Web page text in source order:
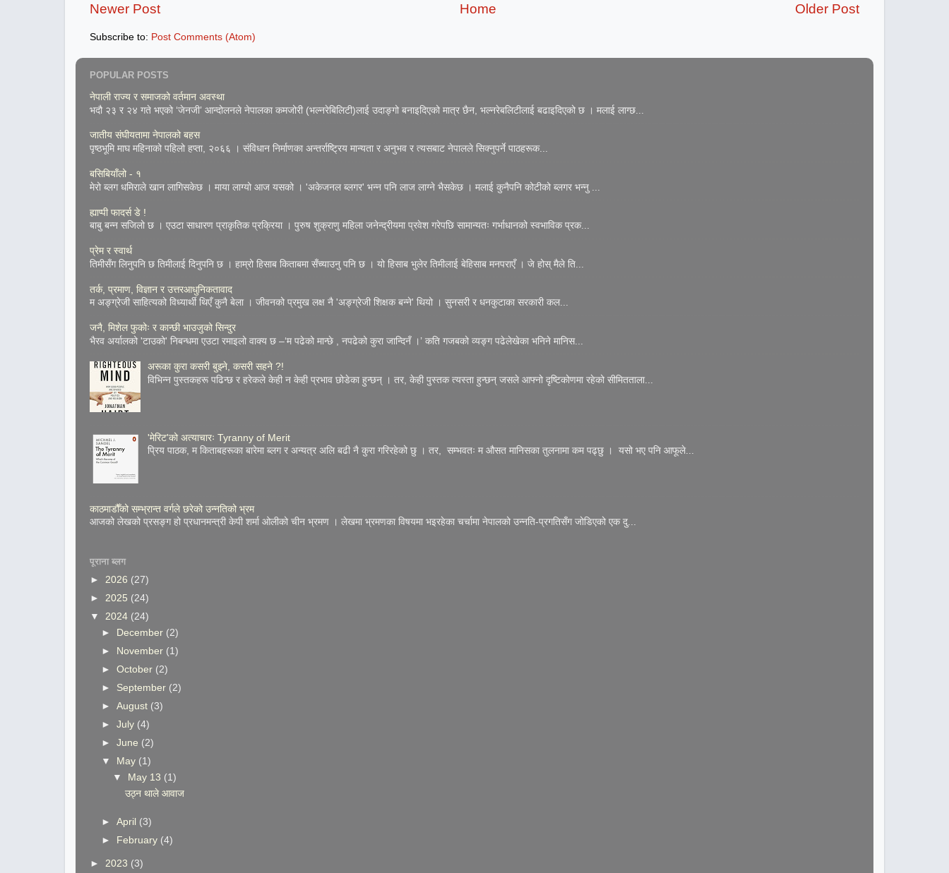
Newer Post Older Post
Home
Subscribe to: Post Comments (Atom)
POPULAR POSTS
नेपाली राज्य र समाजको वर्तमान अवस्था
भदौ २३ र २४ गते भएको ‘जेनजी’ आन्दोलनले नेपालका कमजोरी (भल्नरेबिलिटी)लाई उदाङ्गो बनाइदिएको मात्र छैन, भल्नरेबलिटीलाई बढाइदिएको छ । मलाई लाग्छ...
जातीय संघीयतामा नेपालको बहस
पृष्ठभूमि माघ महिनाको पहिलो हप्ता, २०६६ । संविधान निर्माणका अन्तर्राष्ट्रिय मान्यता र अनुभव र त्यसबाट नेपालले सिक्नुपर्ने पाठहरूक...
बसिबियाँलो - १
मेरो ब्लग धमिराले खान लागिसकेछ । माया लाग्यो आज यसको । 'अकेजनल ब्लगर' भन्न पनि लाज लाग्ने भैसकेछ । मलाई कुनैपनि कोटीको ब्लगर भन्नु ...
ह्याप्पी फादर्स डे !
बाबु बन्न सजिलो छ । एउटा साधारण प्राकृतिक प्रक्रिया । पुरुष शुक्राणु महिला जनेन्द्रीयमा प्रवेश गरेपछि सामान्यतः गर्भाधानको स्वभाविक प्रक...
प्रेम र स्वार्थ
तिमीसँग लिनुपनि छ तिमीलाई दिनुपनि छ । हाम्रो हिसाब किताबमा सँच्याउनु पनि छ । यो हिसाब भुलेर तिमीलाई बेहिसाब मनपराएँ । जे होस् मैले ति...
तर्क, प्रमाण, विज्ञान र उत्तरआधुनिकतावाद
म अङ्ग्रेजी साहित्यको विध्यार्थी थिएँ कुनै बेला । जीवनको प्रमुख लक्ष नै 'अङ्ग्रेजी शिक्षक बन्ने' थियो । सुनसरी र धनकुटाका सरकारी कल...
जनै, मिशेल फुकोः र कान्छी भाउजुको सिन्दुर
भैरव अर्यालको 'टाउको' निबन्धमा एउटा रमाइलो वाक्य छ –‘म पढेको मान्छे , नपढेको कुरा जान्दिनँ ।’ कति गजबको व्यङ्ग पढेलेखेका भनिने मानिस...
अरूका कुरा कसरी बुझ्ने, कसरी सहने ?!
विभिन्न पुस्तकहरू पढिन्छ र हरेकले केही न केही प्रभाव छोडेका हुन्छन् । तर, केही पुस्तक त्यस्ता हुन्छन् जसले आफ्नो दृष्टिकोणमा रहेको सीमितताला...
'मेरिट'को अत्याचारः Tyranny of Merit
प्रिय पाठक, म किताबहरूका बारेमा ब्लग र अन्यत्र अलि बढी नै कुरा गरिरहेको छु । तर, सम्भवतः म औसत मानिसका तुलनामा कम पढ्छु । यसो भए पनि आफूले...
काठमाडौँको सम्भ्रान्त वर्गले छरेको उन्नतिको भ्रम
आजको लेखको प्रसङ्ग हो प्रधानमन्त्री केपी शर्मा ओलीको चीन भ्रमण । लेखमा भ्रमणका विषयमा भइरहेका चर्चामा नेपालको उन्नति-प्रगतिसँग जोडिएको एक दु...
पूराना ब्लग
► 2026 (27)
► 2025 (24)
▼ 2024 (24)
► December (2)
► November (1)
►October (2)
► September (2)
►August (3)
►July (4)
►June (2)
▼
May (1)
▼
May 13 (1)
उठ्न थाले आवाज
►April (3)
► February (4)
► 2023 (3)